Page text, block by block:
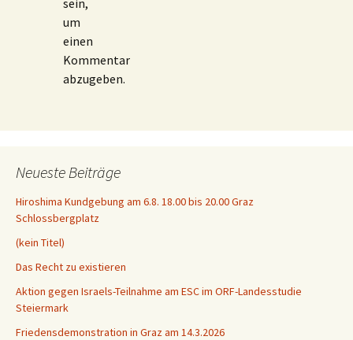
sein,
um
einen
Kommentar
abzugeben.
Neueste Beiträge
Hiroshima Kundgebung am 6.8. 18.00 bis 20.00 Graz
Schlossbergplatz
(kein Titel)
Das Recht zu existieren
Aktion gegen Israels-Teilnahme am ESC im ORF-Landesstudie
Steiermark
Friedensdemonstration in Graz am 14.3.2026